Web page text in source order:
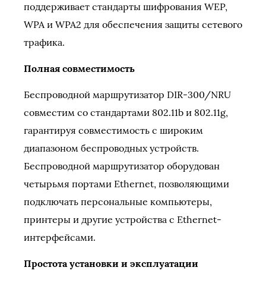
поддерживает стандарты шифрования WEP,
WPA и WPA2 для обеспечения защиты сетевого
трафика.
Полная совместимость
Беспроводной маршрутизатор DIR-300/NRU
совместим со стандартами 802.11b и 802.11g,
гарантируя совместимость с широким
диапазоном беспроводных устройств.
Беспроводной маршрутизатор оборудован
четырьмя портами Ethernet, позволяющими
подключать персональные компьютеры,
принтеры и другие устройства с Ethernet-
интерфейсами.
Простота установки и эксплуатации